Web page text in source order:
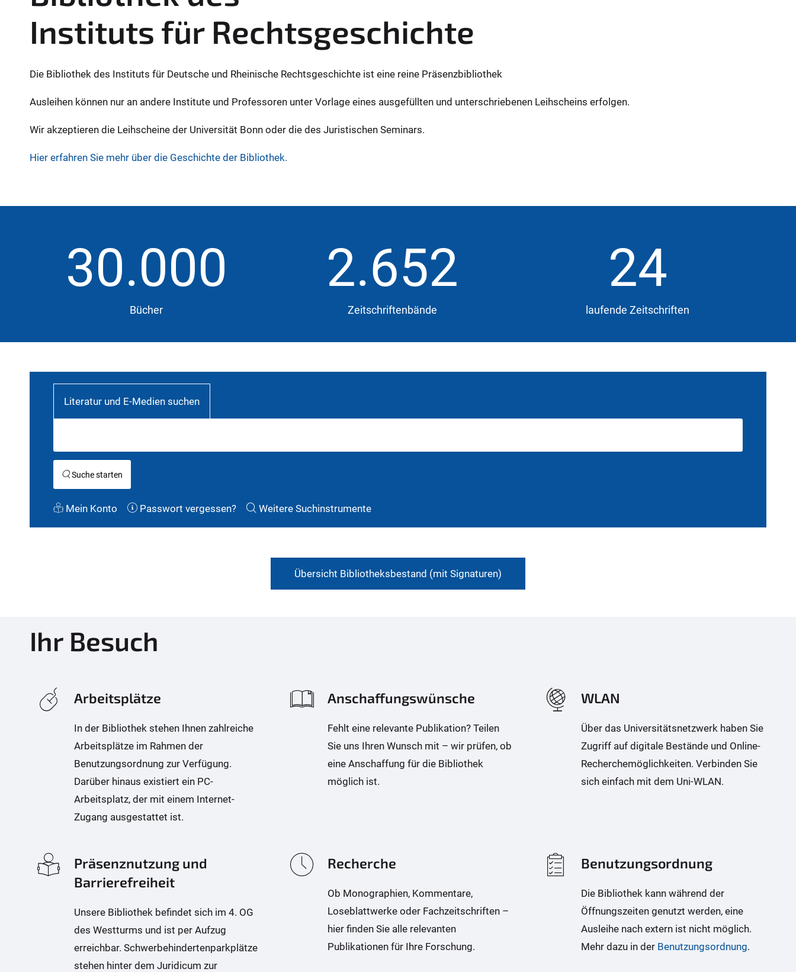
Instituts für Rechtsgeschichte
Die Bibliothek des Instituts für Deutsche und Rheinische Rechtsgeschichte ist eine reine Präsenzbibliothek
Ausleihen können nur an andere Institute und Professoren unter Vorlage eines ausgefüllten und unterschriebenen Leihscheins erfolgen.
Wir akzeptieren die Leihscheine der Universität Bonn oder die des Juristischen Seminars.
Hier erfahren Sie mehr über die Geschichte der Bibliothek.
30.000
Bücher
2.652
Zeitschriftenbände
24
laufende Zeitschriften
Literatur und E-Medien suchen
Suche starten
Mein Konto Passwort vergessen? Weitere Suchinstrumente
Übersicht Bibliotheksbestand (mit Signaturen)
Ihr Besuch
Arbeitsplätze
In der Bibliothek stehen Ihnen zahlreiche
Arbeitsplätze im Rahmen der
Benutzungsordnung zur Verfügung.
Darüber hinaus existiert ein PC-
Arbeitsplatz, der mit einem Internet-
Zugang ausgestattet ist.
Anschaffungswünsche
Fehlt eine relevante Publikation? Teilen
Sie uns Ihren Wunsch mit – wir prüfen, ob
eine Anschaffung für die Bibliothek
möglich ist.
WLAN
Über das Universitätsnetzwerk haben Sie
Zugriff auf digitale Bestände und Online-
Recherchemöglichkeiten. Verbinden Sie
sich einfach mit dem Uni-WLAN.
Präsenznutzung und
Barrierefreiheit
Unsere Bibliothek befindet sich im 4. OG
des Westturms und ist per Aufzug
erreichbar. Schwerbehindertenparkplätze
stehen hinter dem Juridicum zur
Recherche
Ob Monographien, Kommentare,
Loseblattwerke oder Fachzeitschriften –
hier finden Sie alle relevanten
Publikationen für Ihre Forschung.
Benutzungsordnung
Die Bibliothek kann während der
Öffnungszeiten genutzt werden, eine
Ausleihe nach extern ist nicht möglich.
Mehr dazu in der Benutzungsordnung.